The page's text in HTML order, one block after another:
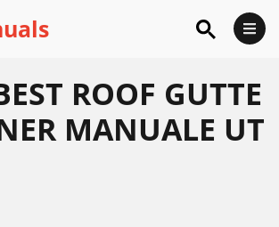
ROOF GUTTE
MANUALE UT